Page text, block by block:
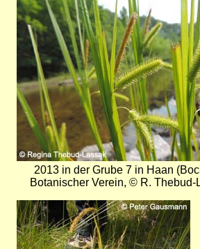
2013 in der Grube 7 in Haan
Botanischer Verein, © R. Thebud-
Bild